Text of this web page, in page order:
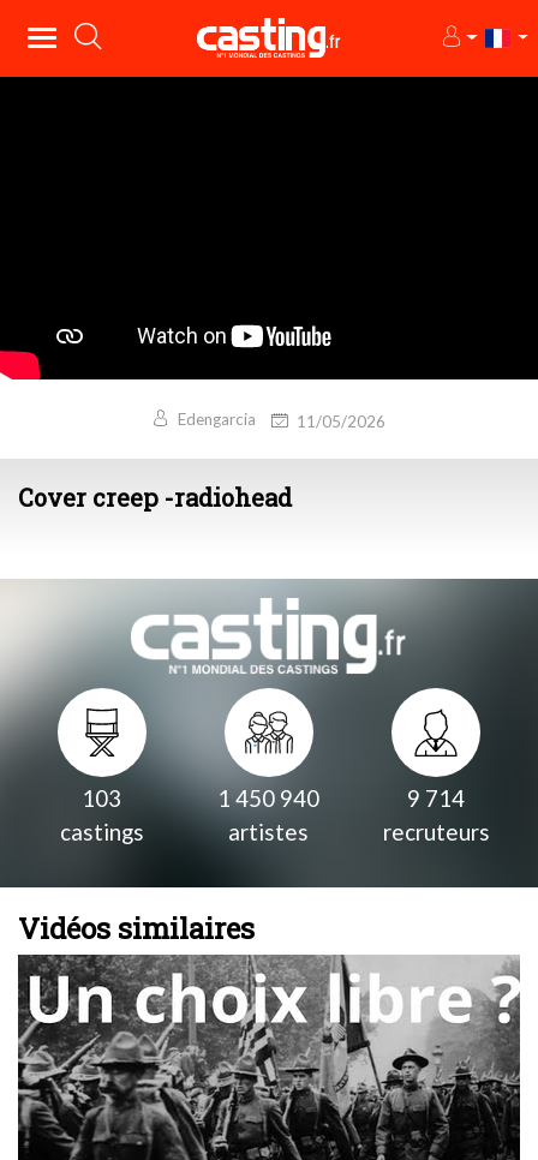
Edengarcia 11/05/2026
Cover creep -radiohead
103
castings
1 450 940
artistes
9 714
recruteurs
Vidéos similaires